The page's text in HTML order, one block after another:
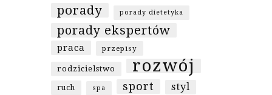
porady porady dietetyka
porady ekspertów
praca przepisy
rodzicielstwo rozwój
ruch spa sport styl